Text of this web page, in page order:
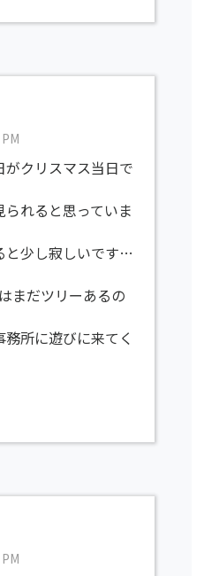
クリスマス当日で
れると思っていま
と少し寂しいです…
まだツリーあるの
所に遊びに来てく